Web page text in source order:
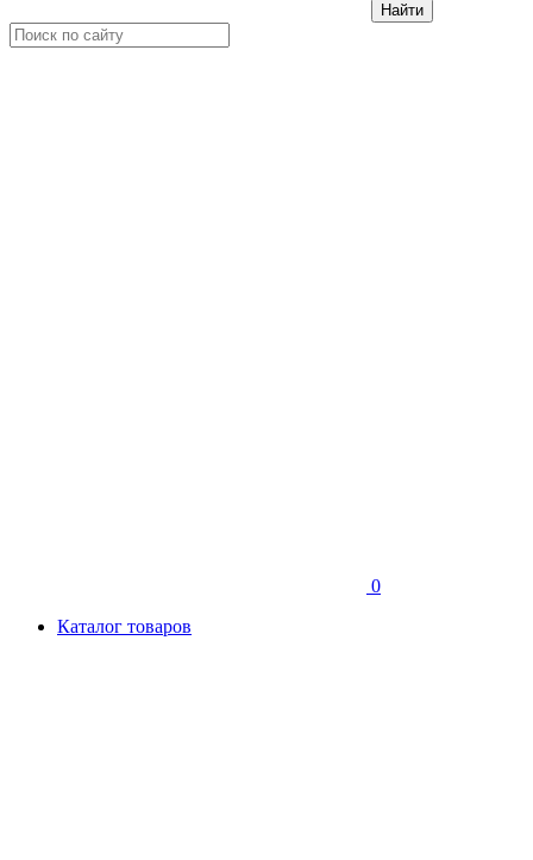
Найти
0
Каталог товаров